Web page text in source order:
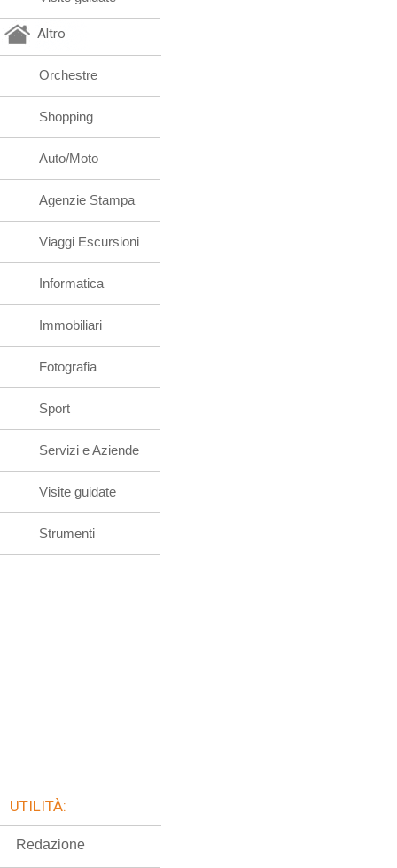
Altro
Orchestre
Shopping
Auto/Moto
Agenzie Stampa
Viaggi Escursioni
Informatica
Immobiliari
Fotografia
Sport
Servizi e Aziende
Visite guidate
Strumenti
UTILITÀ:
Redazione